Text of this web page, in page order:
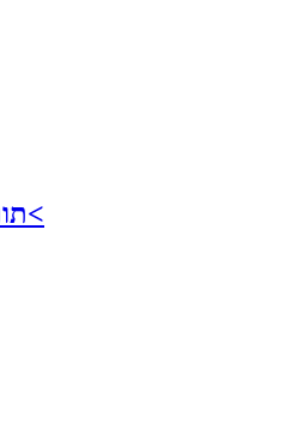
תותית לנשים בוגרות<